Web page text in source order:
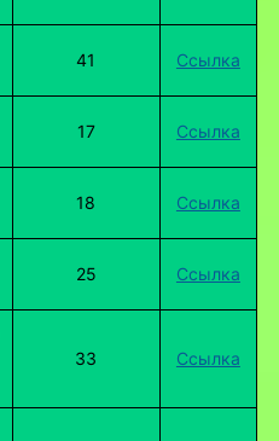
41 Ссылка
17 Ссылка
18 Ссылка
25 Ссылка
33 Ссылка